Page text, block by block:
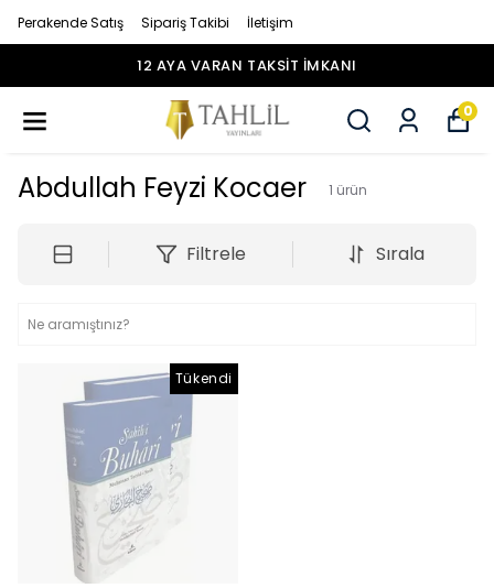
Perakende Satış Sipariş Takibi İletişim
12 AYA VARAN TAKSİT İMKANI
0
Abdullah Feyzi Kocaer 1 ürün
Filtrele Sırala
Tükendi